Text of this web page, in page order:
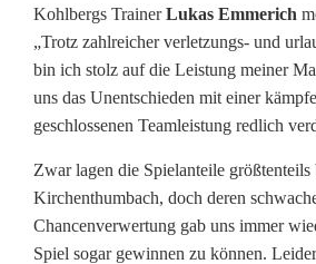
Kohlbergs TrainerLukas Emmerich
„Trotz zahlreicher verletzungs- und
bin ich stolz auf die Leistung meiner
uns das Unentschieden mit einer
geschlossenen Teamleistung redlich
Zwar lagen die Spielanteile größtenteils
Kirchenthumbach, doch deren
Chancenverwertung gab uns immer
Spiel sogar gewinnen zu können.